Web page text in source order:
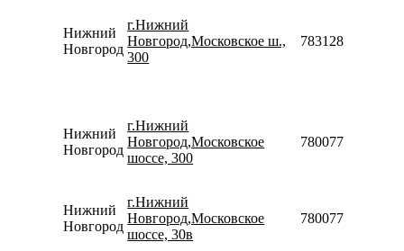
Нижний
Новгород
г.Нижний
Новгород,Московское ш.,
300
78312821362
Нижний
Новгород
г.Нижний
Новгород,Московское
шоссе, 300
78007753553
Нижний
Новгород
г.Нижний
Новгород,Московское
шоссе, 30в
78007753553